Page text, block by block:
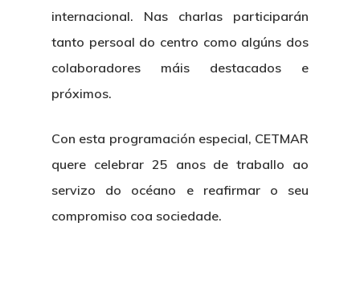
internacional. Nas charlas participarán
tanto persoal do centro como algúns dos
colaboradores máis destacados e
próximos.
Con esta programación especial, CETMAR
quere celebrar 25 anos de traballo ao
servizo do océano e reafirmar o seu
compromiso coa sociedade.